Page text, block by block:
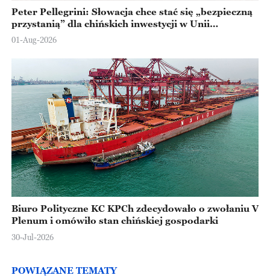
Peter Pellegrini: Słowacja chce stać się „bezpieczną
przystanią” dla chińskich inwestycji w Unii
Europejskiej
01-Aug-2026
Biuro Polityczne KC KPCh zdecydowało o zwołaniu V
Plenum i omówiło stan chińskiej gospodarki
30-Jul-2026
POWIĄZANE TEMATY